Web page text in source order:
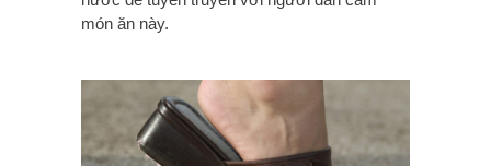
món ăn này.